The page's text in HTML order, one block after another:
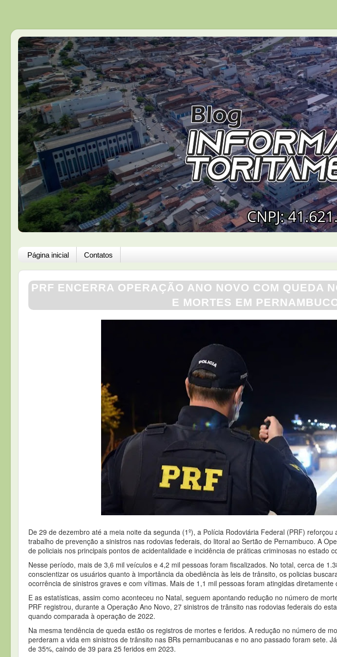
Página inicial Contatos
PRF ENCERRA OPERAÇÃO ANO NOVO COM QUEDA
E MORTES EM
De 29 de dezembro até a meia noite da segunda (1º), a Polícia Rodoviária Federal (PRF)
trabalho de prevenção a sinistros nas rodovias federais, do litoral ao Sertão de Pernambuco. A
de policiais nos principais pontos de acidentalidade e incidência de práticas criminosas no estado
Nesse período, mais de 3,6 mil veículos e 4,2 mil pessoas foram fiscalizados. No total, cerca de
conscientizar os usuários quanto à importância da obediência às leis de trânsito, os policias
ocorrência de sinistros graves e com vítimas. Mais de 1,1 mil pessoas foram atingidas
E as estatísticas, assim como aconteceu no Natal, seguem apontando redução no número de
PRF registrou, durante a Operação Ano Novo, 27 sinistros de trânsito nas rodovias federais do
quando comparada à operação de 2022.
Na mesma tendência de queda estão os registros de mortes e feridos. A redução no número de
perderam a vida em sinistros de trânsito nas BRs pernambucanas e no ano passado foram sete.
de 35%, caindo de 39 para 25 feridos em 2023.